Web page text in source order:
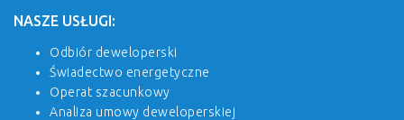
NASZE USŁUGI:
Odbiór deweloperski
Świadectwo energetyczne
Operat szacunkowy
Analiza umowy deweloperskiej